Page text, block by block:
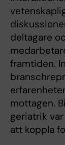
deltagare
framtiden.
mottagen.
geriatrik
att koppla